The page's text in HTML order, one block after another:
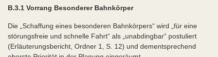
B.3.1 Vorrang Besonderer Bahnkörper
Die „Schaffung eines besonderen Bahnkörpers“ wird „für eine
störungsfreie und schnelle Fahrt“ als „unabdingbar“ postuliert
(Erläuterungsbericht, Ordner 1, S. 12) und dementsprechend